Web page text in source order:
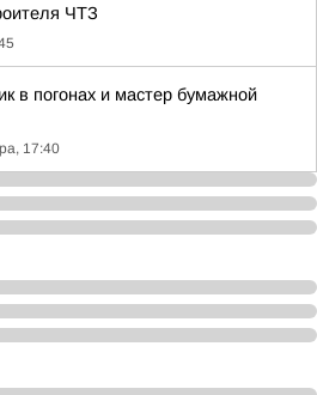
ЧТЗ
в погонах и мастер бумажной
17:40